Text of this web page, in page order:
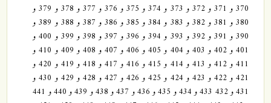
370 و 371 و 372 و 373 و 374 و 375 و 376 و 377 و 378 و 379 و
380 و 381 و 382 و 383 و 384 و 385 و 386 و 387 و 388 و 389 و
390 و 391 و 392 و 393 و 394 و 396 و 397 و 398 و 399 و 400 و
401 و 402 و 403 و 404 و 405 و 406 و 407 و 408 و 409 و 410 و
411 و 412 و 413 و 414 و 415 و 416 و 417 و 418 و 419 و 420 و
421 و 422 و 423 و 424 و 425 و 426 و 427 و 428 و 429 و 430 و
431 و 432 433 و 434 و 435 و 436 و 437 و 438 و 439 و 440 و 441